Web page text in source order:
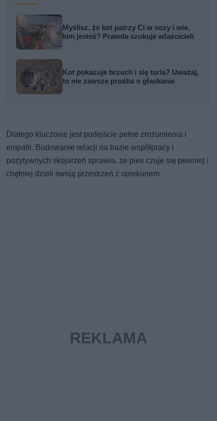
Myślisz, że kot patrzy Ci w oczy i wie,
kim jesteś? Prawda szokuje właścicieli
Kot pokazuje brzuch i się turla? Uważaj,
to nie zawsze prośba o głaskanie
Dlatego kluczowe jest podejście pełne zrozumienia i
empatii. Budowanie relacji na bazie współpracy i
pozytywnych skojarzeń sprawia, że pies czuje się pewniej i
chętniej dzieli swoją przestrzeń z opiekunem.